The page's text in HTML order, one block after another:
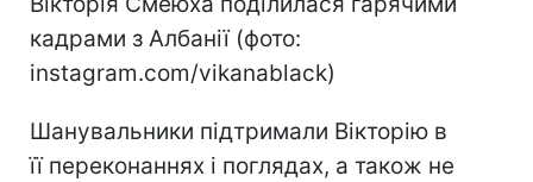
кадрами з Албанії (фото:
instagram.com/vikanablack)
Шанувальники підтримали Вікторію в
її переконаннях і поглядах, а також не